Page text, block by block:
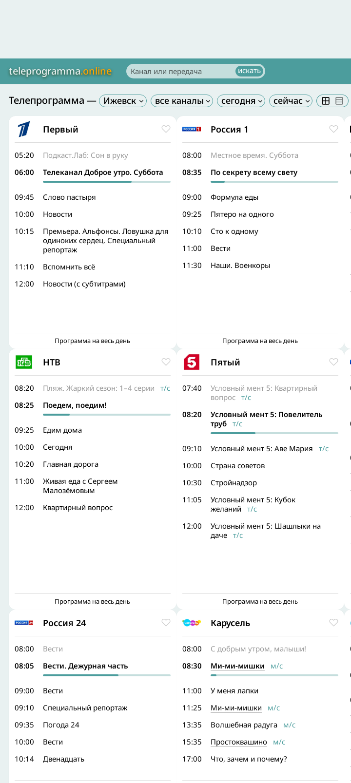
teleprogramma.online
Телепрограмма — Ижевск
Первый
05:20
Подкаст.Лаб: Сон в руку
06:00
Телеканал Доброе утро. Суббота
09:45
Слово пастыря
10:00
Новости
10:15
Премьера. Альфонсы. Ловушка для
одиноких сердец. Специальный
репортаж
11:10
Вспомнить всё
12:00
Новости (с субтитрами)
Программа на весь день
Россия 1
08:00
Местное время. Суббота
08:35
По секрету всему свету
09:00
Формула еды
09:25
Пятеро на одного
10:10
Сто к одному
11:00
Вести
11:30
Наши. Военкоры
Программа на весь день
НТВ
08:20 Пляж. Жаркий сезон: 1–4 серии т/с
08:25
Поедем, поедим!
09:25
Едим дома
10:00
Сегодня
10:20
Главная дорога
11:00
Живая еда с Сергеем
Малозёмовым
12:00
Квартирный вопрос
Программа на весь день
Пятый
07:40
Условный мент 5: Квартирный
вопрост/с
08:20
Условный мент 5: Повелитель
трубт/с
09:10 Условный мент 5: Аве Мария т/с
10:00
Страна советов
10:30
Стройнадзор
11:05
Условный мент 5: Кубок
желаний т/с
12:00
Условный мент 5: Шашлыки на
дачет/с
Программа на весь день
Россия 24
08:00
Вести
08:05
Вести. Дежурная часть
09:00
Вести
09:10
Специальный репортаж
09:35
Погода 24
10:00
Вести
10:14
Двенадцать
Карусель
08:00
С добрым утром, малыши!
08:30
Ми-ми-мишки м/с
11:00
У меня лапки
11:25
Ми-ми-мишки м/с
13:35
Волшебная радугам/с
15:35
Простоквашином/с
17:00
Что, зачем и почему?